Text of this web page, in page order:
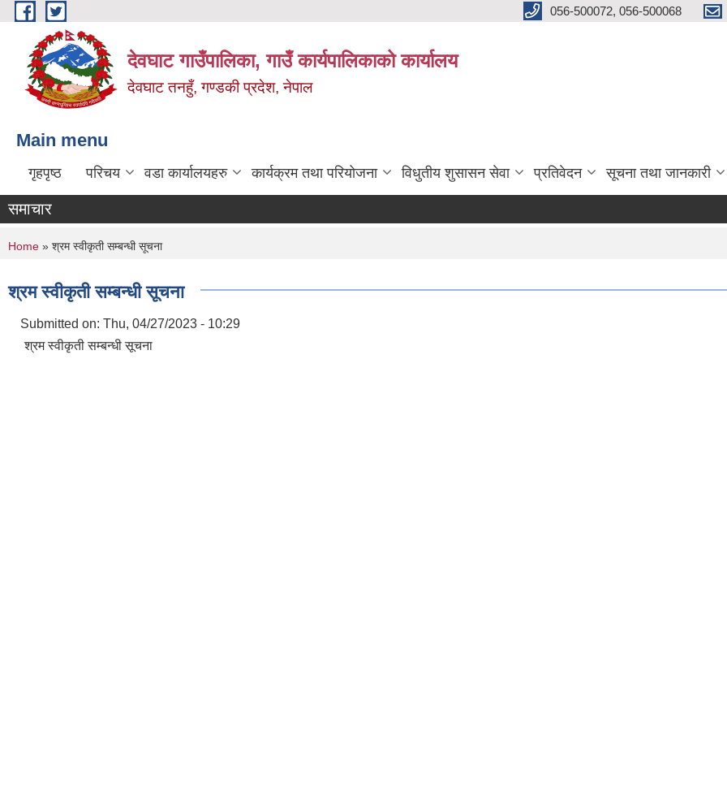
Skip to main content 056-500072, 056-500068
देवघाट गाउँपालिका, गाउँ कार्यपालिकाको कार्यालय
देवघाट तनहुँ, गण्डकी प्रदेश, नेपाल
Main menu
गृहपृष्ठ परिचय वडा कार्यालयहरु कार्यक्रम तथा परियोजना विधुतीय शुसासन सेवा प्रतिवेदन सूचना तथा जानकारी
समाचार
You are here
Home » श्रम स्वीकृती सम्बन्धी सूचना
श्रम स्वीकृती सम्बन्धी सूचना
Submitted on: Thu, 04/27/2023 - 10:29
श्रम स्वीकृती सम्बन्धी सूचना